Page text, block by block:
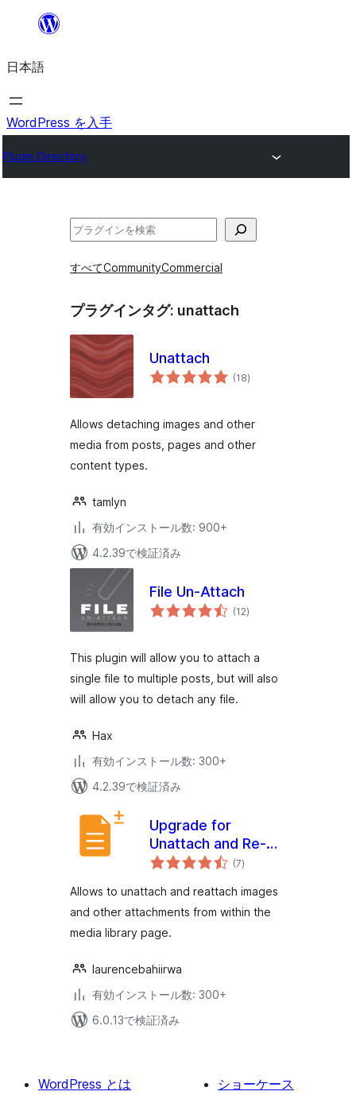
を
ス
キ
プ
日本語
WordPress を入手
Plugin Directory
検
すべてCommunityCommercial
プラグインタグ: unattach
Unattach
(18個
の)
Allows detaching images and other
media from posts, pages and other
content types.
tamlyn
有効インストール数: 900+
4.2.39で検証済み
File Un-Attach
(12個
の)
This plugin will allow you to attach a
single file to multiple posts, but will also
will allow you to detach any file.
Hax
有効インストール数: 300+
4.2.39で検証済み
Upgrade for
Unattach and Re-
attach Media(7個
の
価
)
Allows to unattach and reattach images
and other attachments from within the
media library page.
laurencebahiirwa
有効インストール数: 300+
6.0.13で検証済み
WordPress とは
ショーケース